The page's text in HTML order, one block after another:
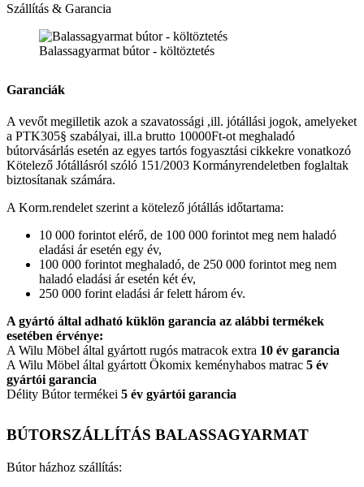
Szállítás & Garancia
Balassagyarmat bútor - költöztetés
Garanciák
A vevőt megilletik azok a szavatossági ,ill. jótállási jogok, amelyeket
a PTK305§ szabályai, ill.a brutto 10000Ft-ot meghaladó
bútorvásárlás esetén az egyes tartós fogyasztási cikkekre vonatkozó
Kötelező Jótállásról szóló 151/2003 Kormányrendeletben foglaltak
biztosítanak számára.
A Korm.rendelet szerint a kötelező jótállás időtartama:
10 000 forintot elérő, de 100 000 forintot meg nem haladó
eladási ár esetén egy év,
100 000 forintot meghaladó, de 250 000 forintot meg nem
haladó eladási ár esetén két év,
250 000 forint eladási ár felett három év.
A gyártó által adható küklön garancia az alábbi termékek
esetében érvénye:
A Wilu Möbel által gyártott rugós matracok extra 10 év garancia
A Wilu Möbel által gyártott Ökomix keményhabos matrac 5 év
gyártói garancia
Délity Bútor termékei 5 év gyártói garancia
BÚTORSZÁLLÍTÁS BALASSAGYARMAT
Bútor házhoz szállítás: